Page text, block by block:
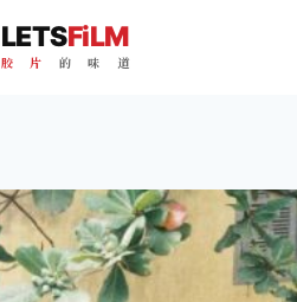
LETSFiLM
胶 片 的 味 道